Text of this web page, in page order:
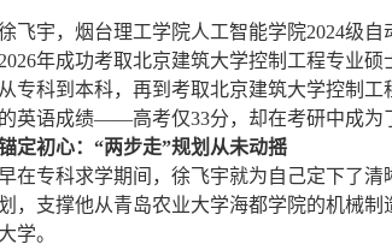
飞宇，烟台理工学院人工智能学院2024级
年成功考取北京建筑大学控制工程专业硕
从专科到本科，再到考取北京建筑大学控制
英语成绩——高考仅33分，却在考研中成为
定初心：“两步走”规划从未动摇
在专科求学期间，徐飞宇就为自己定下了
，支撑他从青岛农业大学海都学院的机械
学。